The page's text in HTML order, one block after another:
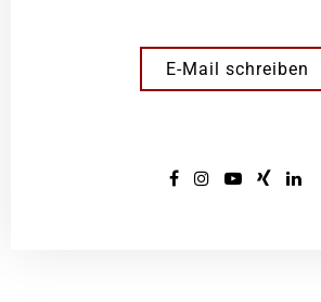
E-Mail schreiben